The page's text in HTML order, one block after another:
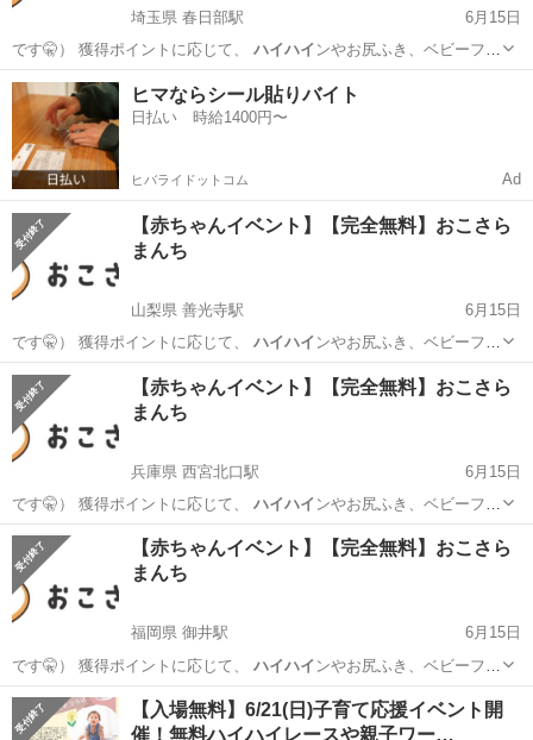
埼玉県 春日部駅
6月15日
です🤫） 獲得ポイントに応じて、 ハイハイ ンやお尻ふき、ベビーフー
ドをお持ち帰…
埼玉 春日部市 春日部駅 育児 試供品
ヒマならシール貼りバイト
日払い 時給1400円〜
ヒバライドットコム Ad
【赤ちゃんイベント】【完全無料】おこさら
まんち
山梨県 善光寺駅
6月15日
です🤫） 獲得ポイントに応じて、 ハイハイ ンやお尻ふき、ベビーフー
ドをお持ち帰…
山梨 善光寺駅 試供品
【赤ちゃんイベント】【完全無料】おこさら
まんち
兵庫県 西宮北口駅
6月15日
です🤫） 獲得ポイントに応じて、 ハイハイ ンやお尻ふき、ベビーフー
ドをお持ち帰…
兵庫 西宮北口駅 育児 試供品
【赤ちゃんイベント】【完全無料】おこさら
まんち
福岡県 御井駅
6月15日
です🤫） 獲得ポイントに応じて、 ハイハイ ンやお尻ふき、ベビーフー
ドをお持ち帰…
福岡 久留米市 御井駅 試供品
【入場無料】6/21(日)子育て応援イベント開
催！無料ハイハイレースや親子ワー…